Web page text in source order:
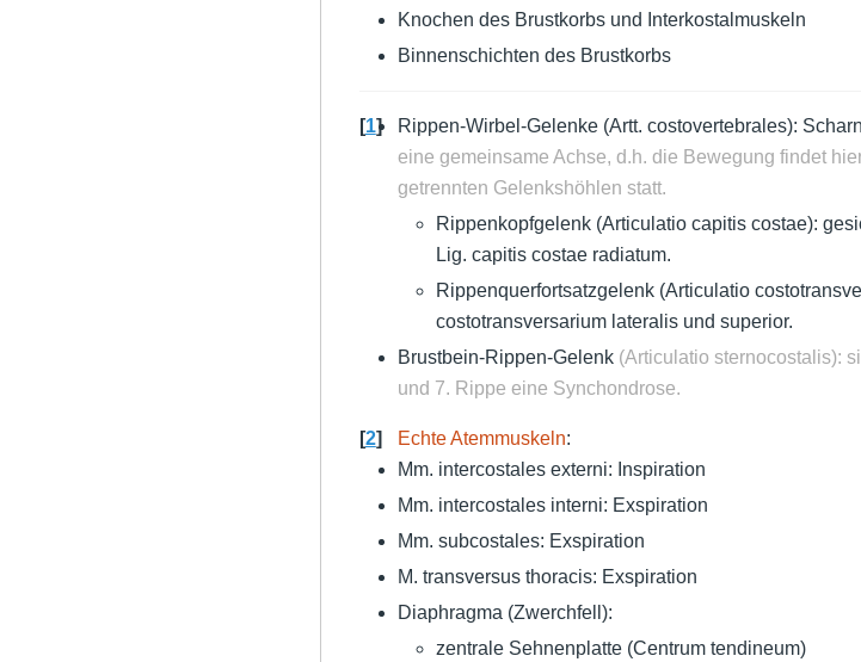
Knochen des Brustkorbs und Interkostalmuskeln
Binnenschichten des Brustkorbs
[1] Rippen-Wirbel-Gelenke (Artt. costovertebrales):
eine gemeinsame Achse, d.h. die Bewegung findet
getrennten Gelenkshöhlen statt.
Rippenkopfgelenk (Articulatio capitis costae):
Lig. capitis costae radiatum.
Rippenquerfortsatzgelenk (Articulatio
costotransversarium lateralis und superior.
Brustbein-Rippen-Gelenk (Articulatio sternocostalis):
und 7. Rippe eine Synchondrose.
[2] Echte Atemmuskeln:
Mm. intercostales externi: Inspiration
Mm. intercostales interni: Exspiration
Mm. subcostales: Exspiration
M. transversus thoracis: Exspiration
Diaphragma (Zwerchfell):
zentrale Sehnenplatte (Centrum tendineum)